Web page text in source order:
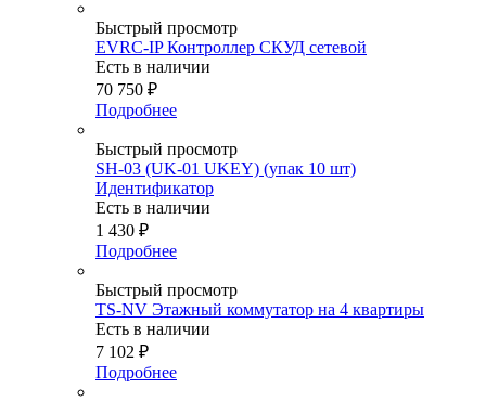
Быстрый просмотр
EVRC-IP Контроллер СКУД сетевой
Есть в наличии
70 750 ₽
Подробнее
Быстрый просмотр
SH-03 (UK-01 UKEY) (упак 10 шт)
Идентификатор
Есть в наличии
1 430 ₽
Подробнее
Быстрый просмотр
TS-NV Этажный коммутатор на 4 квартиры
Есть в наличии
7 102 ₽
Подробнее